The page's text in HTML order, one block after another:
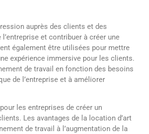
auprès des clients et des
et contribuer à créer une
également être utilisées pour mettre
expérience immersive pour les clients.
de travail en fonction des besoins
de l’entreprise et à améliorer
les entreprises de créer un
Les avantages de la location d’art
de travail à l’augmentation de la